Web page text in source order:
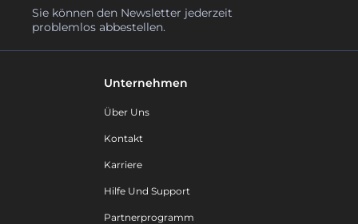
Sie können den Newsletter jederzeit
problemlos abbestellen.
Unternehmen
Über Uns
Kontakt
Karriere
Hilfe Und Support
Partnerprogramm